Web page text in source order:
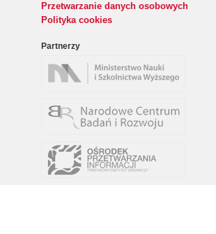
Przetwarzanie danych osobowych
Polityka cookies
Partnerzy